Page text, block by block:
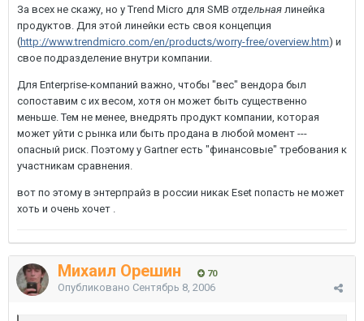
За всех не скажу, но у Trend Micro для SMB отдельная линейка
продуктов. Для этой линейки есть своя концепция
(http://www.trendmicro.com/en/products/worry-free/overview.htm) и
свое подразделение внутри компании.
Для Enterprise-компаний важно, чтобы "вес" вендора был
сопоставим с их весом, хотя он может быть существенно
меньше. Тем не менее, внедрять продукт компании, которая
может уйти с рынка или быть продана в любой момент ---
опасный риск. Поэтому у Gartner есть "финансовые" требования к
участникам сравнения.
вот по этому в энтерпрайз в россии никак Eset попасть не может
хоть и очень хочет .
Михаил Орешин 70
Опубликовано Сентябрь 8, 2006